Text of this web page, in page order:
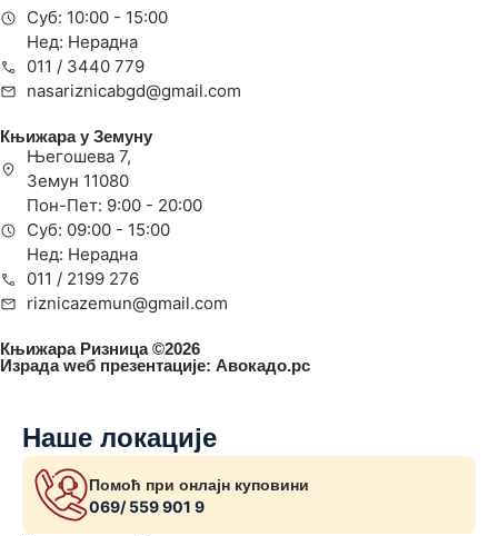
Суб: 10:00 - 15:00
Нед: Нерадна
011 / 3440 779
nasariznicabgd@gmail.com
Књижара у Земуну
Његошева 7,
Земун 11080
Пон-Пет: 9:00 - 20:00
Суб: 09:00 - 15:00
Нед: Нерадна
011 / 2199 276
riznicazemun@gmail.com
Књижара Ризница ©️2026
Израда wеб презентације: Авокадо.рс
Наше локације
Помоћ при онлајн куповини
069/ 559 901 9